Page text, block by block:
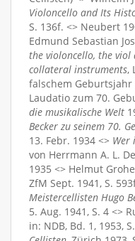
Violoncello and Its
S. 136f. <> Neubert
Edmund Sebastian
the violoncello, the
collateral instruments,
falschem Geburtsjahr
Laudatio zum 70.
die musikalische Welt
Becker zu seinem 70.
13. Febr. 1934 <> Wer
von Herrmann A. L.
1935 <> Helmut
ZfM Sept. 1941, S.
Meistercellisten Hugo
5. Aug. 1941, S. 4 <>
in: NDB, Bd. 1, 1953,